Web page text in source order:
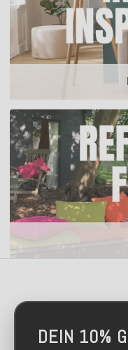
DEIN 10%